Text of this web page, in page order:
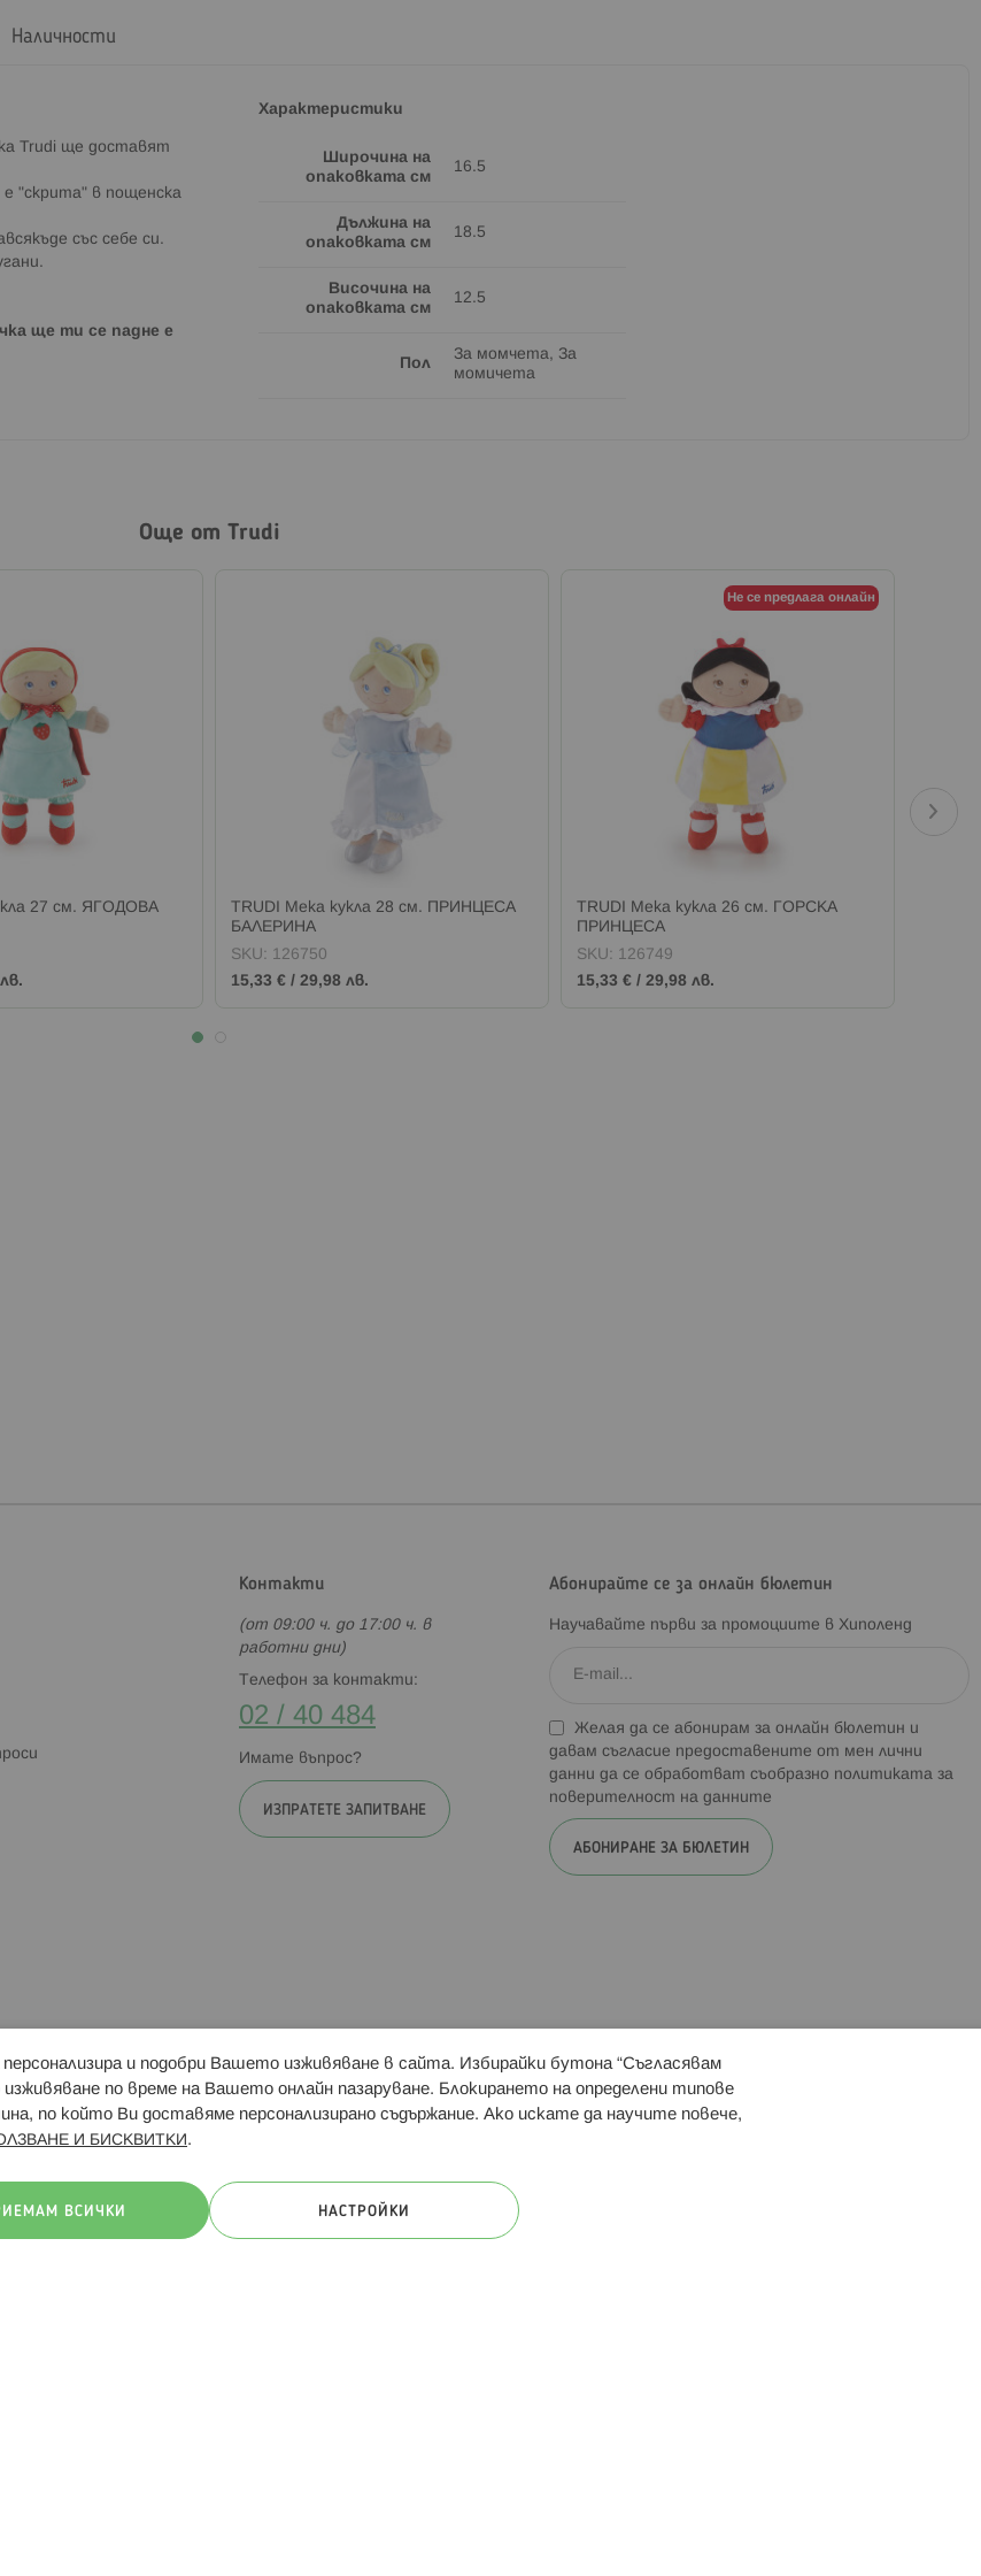
Trudi ще доставят
"скрита" в пощенска
със себе си.
ще ти се падне е
Характеристики
Широчина на
опаковката см
16.5
Дължина на
опаковката см
18.5
Височина на
опаковката см
12.5
Пол
За момчета, За
момичета
Наличности
Още от Trudi
27 см. ЯГОДОВА
TRUDI Мека кукла 28 см. ПРИНЦЕСА
БАЛЕРИНА
SKU: 126750
15,33 € / 29,98 лв.
Не се предлага онлайн
TRUDI Мека кукла 26 см. ГОРСКА
ПРИНЦЕСА
SKU: 126749
15,33 € / 29,98 лв.
Контакти
(от 09:00 ч. до 17:00 ч. в
работни дни)
Телефон за контакти:
02 / 40 484
Имате въпрос?
ИЗПРАТЕТЕ ЗАПИТВАНЕ
Абонирайте се за онлайн бюлетин
Научавайте първи за промоциите в Хиполенд
Желая да се абонирам за онлайн бюлетин и
давам съгласие предоставените от мен лични
данни да се обработват съобразно политиката за
поверителност на данните
АБОНИРАНЕ ЗА БЮЛЕТИН
Свързани сайтове: Hippoland.ro Последвайте ни:
персонализира и подобри Вашето изживяване в сайта. Избирайки бутона “Съгласявам
по време на Вашето онлайн пазаруване. Блокирането на определени типове
по който Ви доставяме персонализирано съдържание. Ако искате да научите повече,
И БИСКВИТКИ .
ВСИЧКИ НАСТРОЙКИ